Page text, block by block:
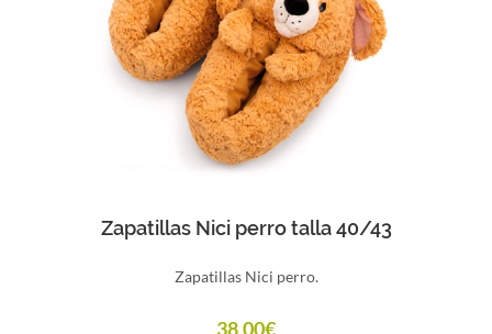
Comprar
Zapatillas Nici perro talla 40/43
Zapatillas Nici perro.
38,00€